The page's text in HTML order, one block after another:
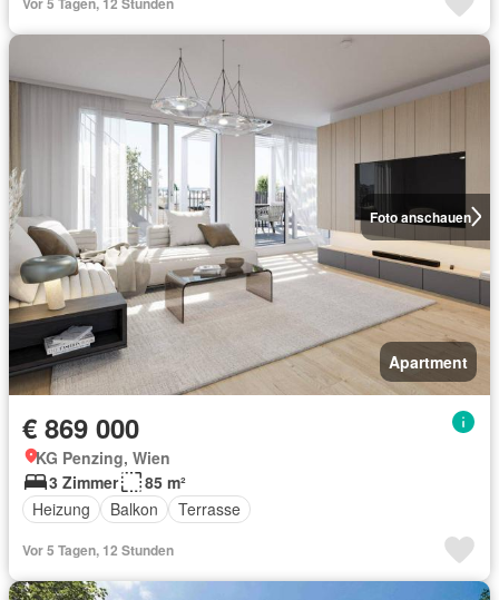
Foto anschauen
Apartment
€ 869 000
KG Penzing, Wien
3 Zimmer
85 m²
Heizung
Balkon Terrasse
Vor 5 Tagen, 12 Stunden